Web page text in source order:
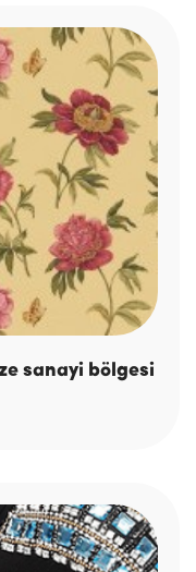
sanayi bölgesi